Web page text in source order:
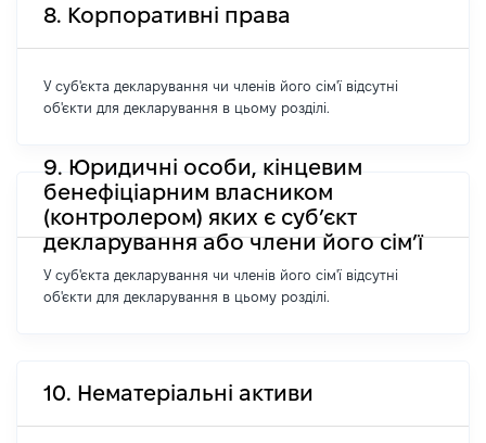
8. Корпоративні права
У суб'єкта декларування чи членів його сім'ї відсутні
об'єкти для декларування в цьому розділі.
9. Юридичні особи, кінцевим
бенефіціарним власником
(контролером) яких є суб’єкт
декларування або члени його сім’ї
У суб'єкта декларування чи членів його сім'ї відсутні
об'єкти для декларування в цьому розділі.
10. Нематеріальні активи